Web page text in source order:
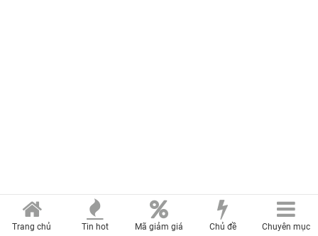
Trang chủ Tin hot Mã giảm giá Chủ đề Chuyên mục